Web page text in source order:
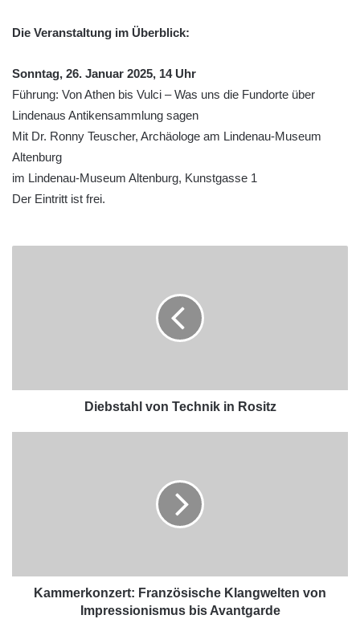
Die Veranstaltung im Überblick:
Sonntag, 26. Januar 2025, 14 Uhr
Führung: Von Athen bis Vulci – Was uns die Fundorte über
Lindenaus Antikensammlung sagen
Mit Dr. Ronny Teuscher, Archäologe am Lindenau-Museum
Altenburg
im Lindenau-Museum Altenburg, Kunstgasse 1
Der Eintritt ist frei.
Diebstahl von Technik in Rositz
Kammerkonzert: Französische Klangwelten von
Impressionismus bis Avantgarde